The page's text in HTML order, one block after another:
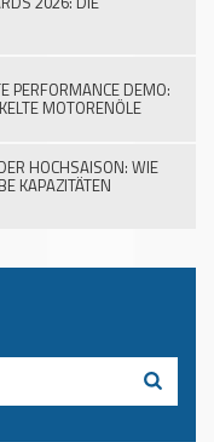
PERFORMANCE DEMO:
MOTORENÖLE
HOCHSAISON: WIE
KAPAZITÄTEN